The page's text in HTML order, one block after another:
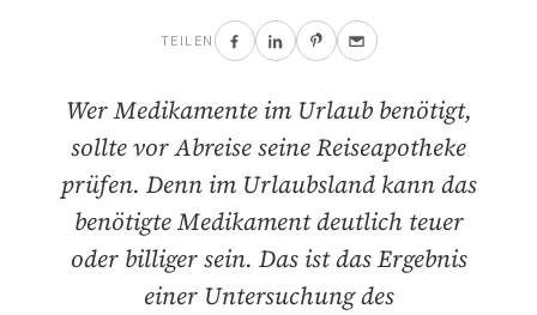
TEILEN
Wer Medikamente im Urlaub benötigt,
sollte vor Abreise seine Reiseapotheke
prüfen. Denn im Urlaubsland kann das
benötigte Medikament deutlich teuer
oder billiger sein. Das ist das Ergebnis
einer Untersuchung des